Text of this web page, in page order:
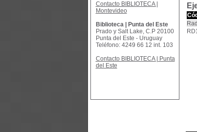
Contacto BIBLIOTECA |
Montevideo
Biblioteca | Punta del Este
Prado y Salt Lake, C.P 20100
Punta del Este - Uruguay
Teléfono: 4249 66 12 int. 103
Contacto BIBLIOTECA | Punta
del Este